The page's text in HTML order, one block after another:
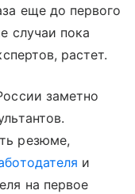
еще до первого
случаи пока
растет.
заметно
резюме,
и
на первое